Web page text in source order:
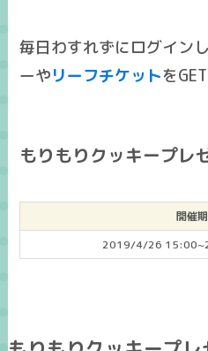
毎日わすれずにログイン
ーやリーフチケットを
もりもりクッキープレ
開催
2019/4/26